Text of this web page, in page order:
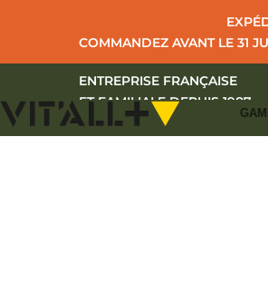
COMMANDEZ AVANT LE 31
ENTREPRISE FRANÇAISE
ET FAMILIALE DEPUIS 1987
+33 (0)2 43 39 97 27